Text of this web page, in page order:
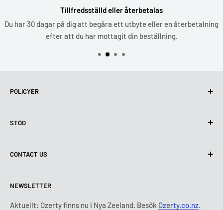
Tillfredsställd eller återbetalas
Du har 30 dagar på dig att begära ett utbyte eller en återbetalning
efter att du har mottagit din beställning.
POLICYER
Användning av cookies (GDPR)
Leveransvillkor
Betalningsvillkor
Abonnemangets villkor och bestämmelser
STÖD
Kontakta oss
Rättsligt meddelande
FAQ
CONTACT US
Tisdag:9:00 - 18:00
Onsdag:
9:00 - 18:00
NEWSLETTER
Aktuellt: Ozerty finns nu i Nya Zeeland. Besök Ozerty.co.nz.